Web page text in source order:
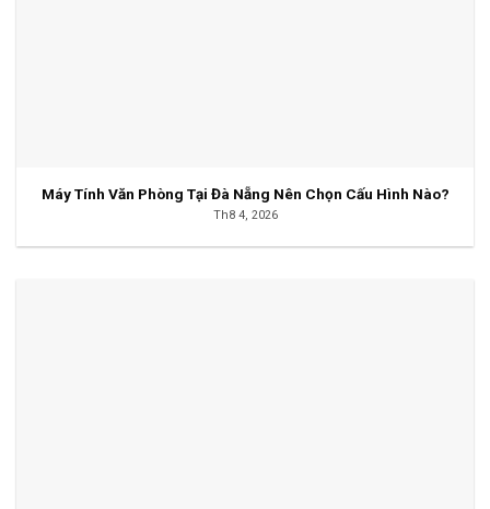
Máy Tính Văn Phòng Tại Đà Nẵng Nên Chọn Cấu Hình Nào?
Th8 4, 2026